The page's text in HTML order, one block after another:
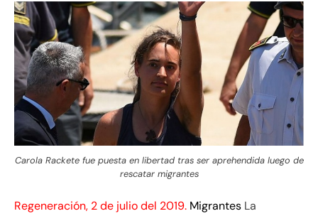
Carola Rackete fue puesta en libertad tras ser aprehendida luego de
rescatar migrantes
Regeneración, 2 de julio del 2019. Migrantes La